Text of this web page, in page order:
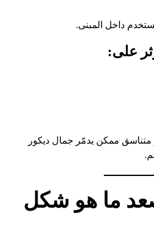
داخل المبنى.
على:
ممكن يدمّر جمال ديكور
ما هو شكل